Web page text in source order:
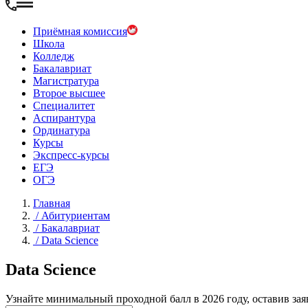
Приёмная комиссия
Школа
Колледж
Бакалавриат
Магистратура
Второе высшее
Специалитет
Аспирантура
Ординатура
Курсы
Экспресс-курсы
ЕГЭ
ОГЭ
Главная
/Абитуриентам
/Бакалавриат
/Data Science
Data Science
Узнайте минимальный проходной балл в 2026 году, оставив